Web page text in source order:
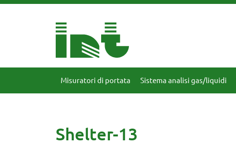
Misuratori di portata Sistema analisi gas/liquidi
Shelter-13